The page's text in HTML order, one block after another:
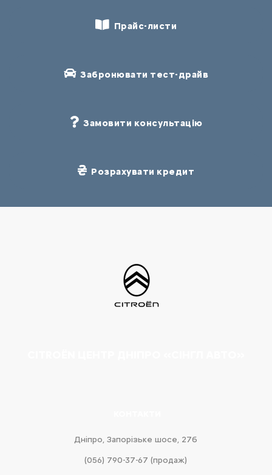
Прайс-листи
Забронювати тест-драйв
Замовити консультацію
Розрахувати кредит
Дніпро, Запорізьке шосе, 27б
(056) 790-37-67 (продаж)